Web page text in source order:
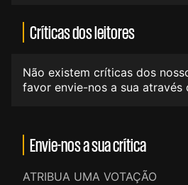
Críticas dos leitores
Não existem críticas dos
favor envie-nos a sua através
Envie-nos a sua crítica
ATRIBUA UMA VOTAÇÃO